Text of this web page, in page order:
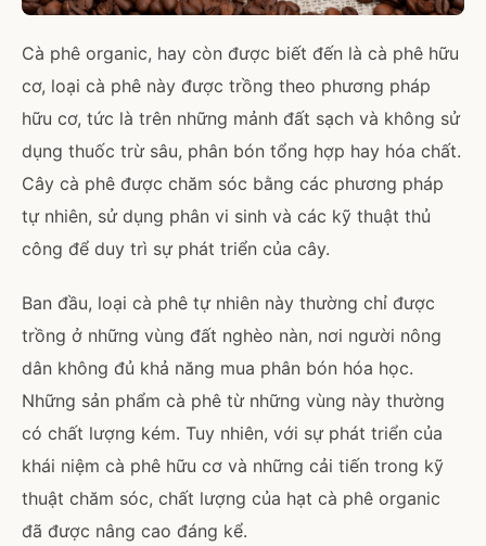
Cà phê organic, hay còn được biết đến là cà phê hữu
cơ, loại cà phê này được trồng theo phương pháp
hữu cơ, tức là trên những mảnh đất sạch và không sử
dụng thuốc trừ sâu, phân bón tổng hợp hay hóa chất.
Cây cà phê được chăm sóc bằng các phương pháp
tự nhiên, sử dụng phân vi sinh và các kỹ thuật thủ
công để duy trì sự phát triển của cây.
Ban đầu, loại cà phê tự nhiên này thường chỉ được
trồng ở những vùng đất nghèo nàn, nơi người nông
dân không đủ khả năng mua phân bón hóa học.
Những sản phẩm cà phê từ những vùng này thường
có chất lượng kém. Tuy nhiên, với sự phát triển của
khái niệm cà phê hữu cơ và những cải tiến trong kỹ
thuật chăm sóc, chất lượng của hạt cà phê organic
đã được nâng cao đáng kể.